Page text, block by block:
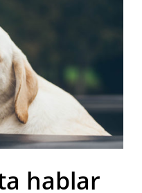
hablar